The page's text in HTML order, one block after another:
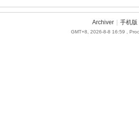
Archiver 手机版
GMT+8, 2026-8-8 16:59 ,